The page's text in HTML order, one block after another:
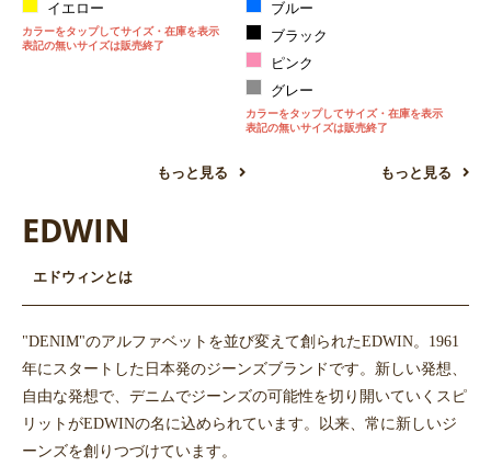
イエロー
カラーをタップしてサイズ・在庫を表示
表記の無いサイズは販売終了
もっと見る
ブルー
ブラック
ピンク
グレー
カラーをタップしてサイズ・在庫を表示
表記の無いサイズは販売終了
もっと見る
EDWIN
エドウィンとは
"DENIM"のアルファベットを並び変えて創られたEDWIN。1961
年にスタートした日本発のジーンズブランドです。新しい発想、
自由な発想で、デニムでジーンズの可能性を切り開いていくスピ
リットがEDWINの名に込められています。以来、常に新しいジ
ーンズを創りつづけています。